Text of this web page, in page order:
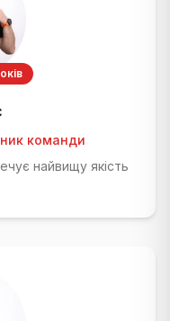
команди
найвищу якість